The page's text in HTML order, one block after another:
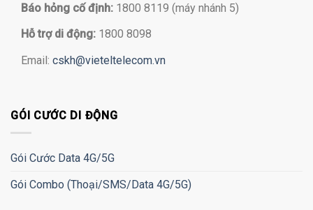
Báo hỏng cố định: 1800 8119 (máy nhánh 5)
Hỗ trợ di động: 1800 8098
Email: cskh@vieteltelecom.vn
GÓI CƯỚC DI ĐỘNG
Gói Cước Data 4G/5G
Gói Combo (Thoại/SMS/Data 4G/5G)